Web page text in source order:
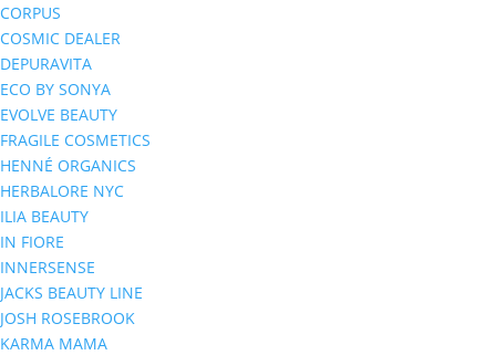
CORPUS
COSMIC DEALER
DEPURAVITA
ECO BY SONYA
EVOLVE BEAUTY
FRAGILE COSMETICS
HENNÉ ORGANICS
HERBALORE NYC
ILIA BEAUTY
IN FIORE
INNERSENSE
JACKS BEAUTY LINE
JOSH ROSEBROOK
KARMA MAMA